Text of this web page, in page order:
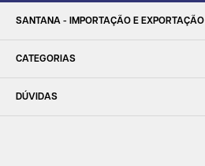
SANTANA - IMPORTAÇÃO E EXPORTAÇÃO
CATEGORIAS
DÚVIDAS